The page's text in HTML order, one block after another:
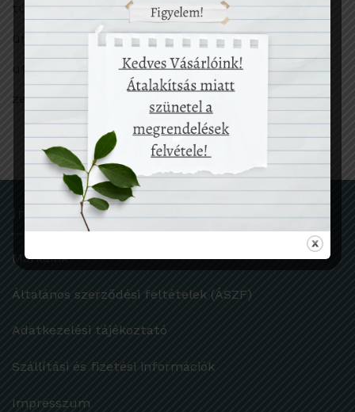
túlfogyasztás
utazás
zero waste
Információk
Márkáink
Általános szerződési feltételek (ÁSZF)
Adatkezelési tájékoztató
Szállítási és fizetési információk
Impresszum